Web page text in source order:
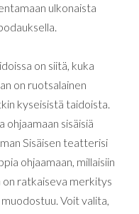
ulkonaista
.
on siitä, kuka
on ruotsalainen
kyseisistä taidoista.
ohjaamaan sisäisiä
Sisäisen teatterisi
ohjaamaan, millaisiin
on ratkaiseva merkitys
muodostuu. Voitvalita,